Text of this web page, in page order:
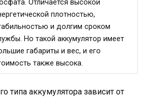
Отличается высокой
плотностью,
и долгим сроком
Но такой аккумулятор имеет
габариты и вес, и его
также высока.
типа аккумулятора зависит от